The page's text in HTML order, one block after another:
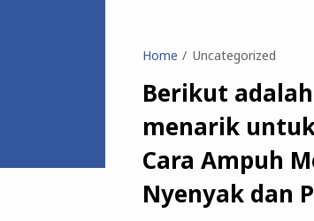
Home Uncategorized
Berikut
menarik
Cara Ampuh
Nyenyak dan